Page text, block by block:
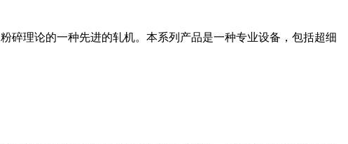
碎理论的一种先进的轧机。本系列产品是一种专业设备，包括超细